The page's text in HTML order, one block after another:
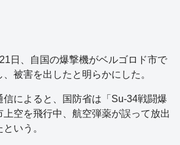
日、自国の爆撃機がベルゴロド市で
被害を出したと明らかにした。
信によると、国防省は「Su-34戦闘爆
空を飛行中、航空弾薬が誤って放出
いう。